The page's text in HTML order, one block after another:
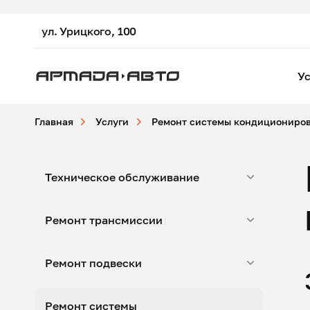
ул. Урицкого, 100
Главная Услуги Ремонт системы
Техническое обслуживание
Ремонт трансмиссии
Ремонт подвески
Ремонт системы